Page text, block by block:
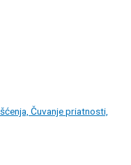
Čuvanje priatnosti,